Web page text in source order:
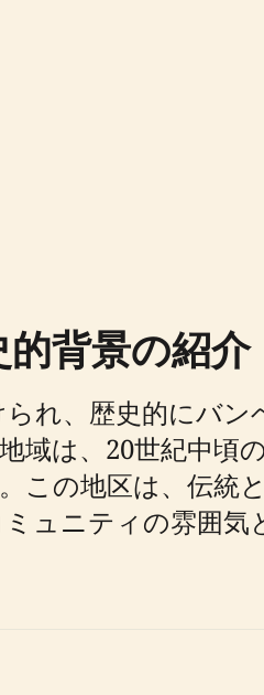
背景の紹介
れ、歴史的にバン
域は、20世紀中頃
この地区は、伝統
ュニティの雰囲気